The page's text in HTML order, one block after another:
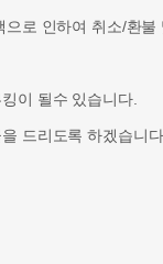
로 인하여 취소/환불
이 될수 있습니다.
드리도록 하겠습니